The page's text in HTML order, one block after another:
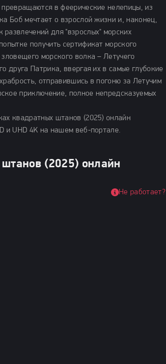
в феерические нелепицы, из
Боб мечтает о взрослой жизни и, наконец,
для "взрослых" морских
получить сертификат морского
морского волка – Летучего
друга Патрика, ввергая их в самые глубокие
отправившись в погоню за Летучим
приключение, полное непредсказуемых
квадратных штанов (2025) онлайн
и UHD 4K на нашем веб-портале.
(2025) онлайн
Не работает?